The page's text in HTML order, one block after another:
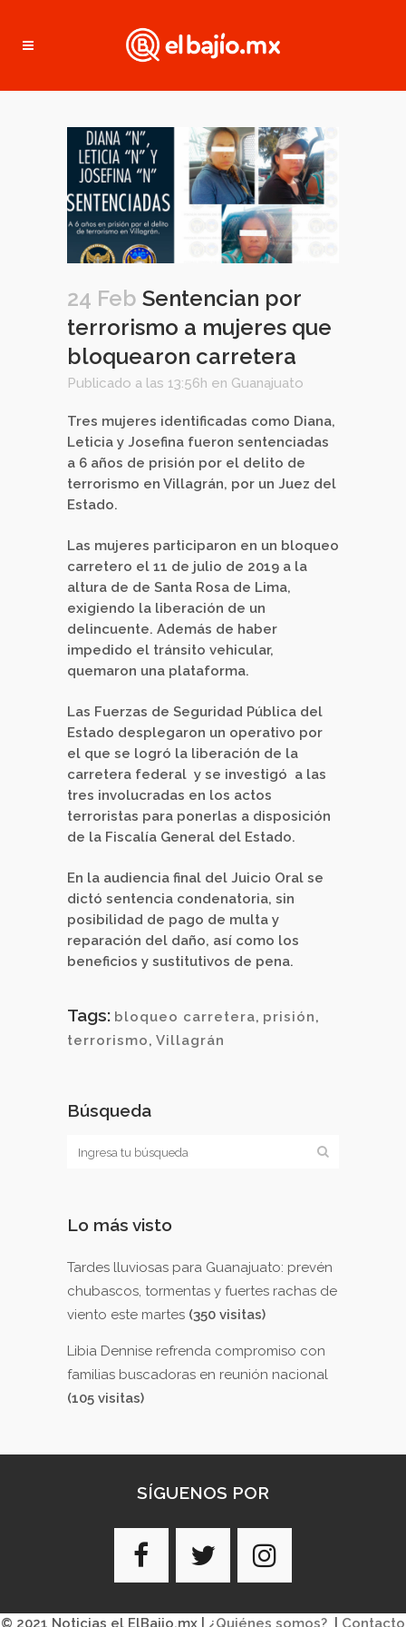
24 Feb Sentencian por
terrorismo a mujeres que
bloquearon carretera
Publicado a las 13:56h en Guanajuato
Tres mujeres identificadas como Diana,
Leticia y Josefina fueron sentenciadas
a 6 años de prisión por el delito de
terrorismo en Villagrán, por un Juez del
Estado.
Las mujeres participaron en un bloqueo
carretero el 11 de julio de 2019 a la
altura de de Santa Rosa de Lima,
exigiendo la liberación de un
delincuente. Además de haber
impedido el tránsito vehicular,
quemaron una plataforma.
Las Fuerzas de Seguridad Pública del
Estado desplegaron un operativo por
el que se logró la liberación de la
carretera federal y se investigó a las
tres involucradas en los actos
terroristas para ponerlas a disposición
de la Fiscalía General del Estado.
En la audiencia final del Juicio Oral se
dictó sentencia condenatoria, sin
posibilidad de pago de multa y
reparación del daño, así como los
beneficios y sustitutivos de pena.
Tags: bloqueo carretera, prisión,
terrorismo, Villagrán
Búsqueda
Lo más visto
Tardes lluviosas para Guanajuato: prevén
chubascos, tormentas y fuertes rachas de
viento este martes (350 visitas)
Libia Dennise refrenda compromiso con
familias buscadoras en reunión nacional
(105 visitas)
SÍGUENOS POR